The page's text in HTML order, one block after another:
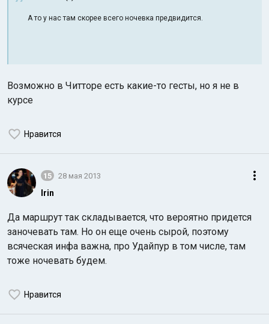
А то у нас там скорее всего ночевка предвидится.
Возможно в Читторе есть какие-то гесты, но я не в
курсе
Нравится
15 28 мая 2013
Irin
Да маршрут так складывается, что вероятно придется
заночевать там. Но он еще очень сырой, поэтому
всяческая инфа важна, про Удайпур в том числе, там
тоже ночевать будем.
Нравится